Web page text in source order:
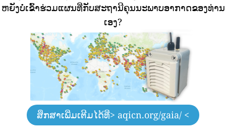
ຫຍັງບໍ່ເຂົ້າຮ່ວມແຜນທີ່ກັບສະຖານີຄຸນນະພາບອາກາດຂອງທ່ານ
ເອງ?
ສຶກສາເພີ່ມເຕີມໄດ້ທີ່> aqicn.org/gaia/ <